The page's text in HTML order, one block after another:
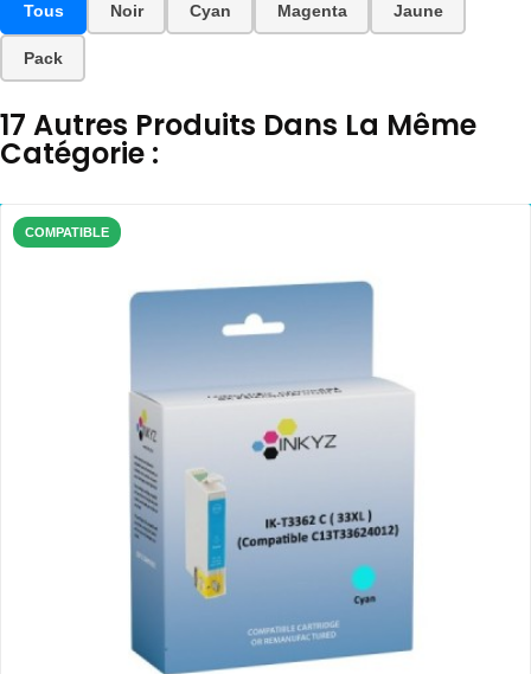
Tous Noir Cyan Magenta Jaune
Pack
17 Autres Produits Dans La Même
Catégorie :
COMPATIBLE